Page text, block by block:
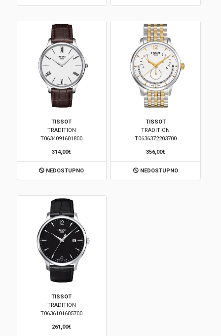
TISSOT
TRADITION
T0634091601800
314,00€
NEDOSTUPNO
TISSOT
TRADITION
T0636372203700
356,00€
NEDOSTUPNO
TISSOT
TRADITION
T0636101605700
261,00€